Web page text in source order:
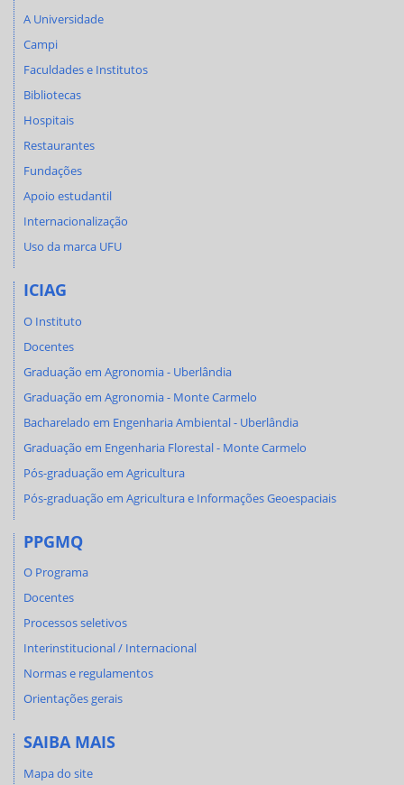
A Universidade
Campi
Faculdades e Institutos
Bibliotecas
Hospitais
Restaurantes
Fundações
Apoio estudantil
Internacionalização
Uso da marca UFU
ICIAG
O Instituto
Docentes
Graduação em Agronomia - Uberlândia
Graduação em Agronomia - Monte Carmelo
Bacharelado em Engenharia Ambiental - Uberlândia
Graduação em Engenharia Florestal - Monte Carmelo
Pós-graduação em Agricultura
Pós-graduação em Agricultura e Informações Geoespaciais
PPGMQ
O Programa
Docentes
Processos seletivos
Interinstitucional / Internacional
Normas e regulamentos
Orientações gerais
SAIBA MAIS
Mapa do site